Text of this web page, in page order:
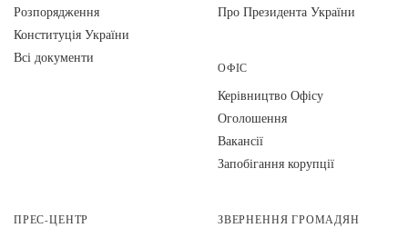
Розпорядження
Конституція України
Всі документи
Про Президента України
ОФІС
Керівництво Офісу
Оголошення
Вакансії
Запобігання корупції
ПРЕС-ЦЕНТР ЗВЕРНЕННЯ ГРОМАДЯН